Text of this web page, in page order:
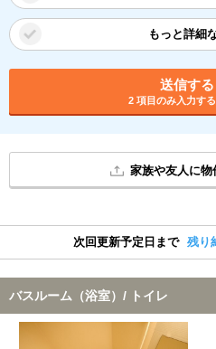
もっと詳細
送信する
2 項目のみ入力する
家族や友人に物
次回更新予定日まで 残り
バスルーム（浴室）/ トイレ